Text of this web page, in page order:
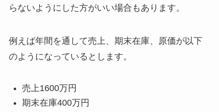
らないようにした方がいい場合もあります。
例えば年間を通して売上、期末在庫、原価が以下
のようになっているとします。
売上1600万円
期末在庫400万円